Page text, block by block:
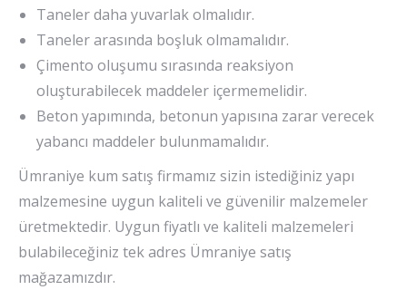
Taneler daha yuvarlak olmalıdır.
Taneler arasında boşluk olmamalıdır.
Çimento oluşumu sırasında reaksiyon
oluşturabilecek maddeler içermemelidir.
Beton yapımında, betonun yapısına zarar verecek
yabancı maddeler bulunmamalıdır.
Ümraniye kum satış firmamız sizin istediğiniz yapı
malzemesine uygun kaliteli ve güvenilir malzemeler
üretmektedir. Uygun fiyatlı ve kaliteli malzemeleri
bulabileceğiniz tek adres Ümraniye satış
mağazamızdır.